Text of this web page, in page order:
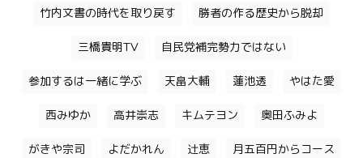
竹内文書の時代を取り戻す 勝者の作る歴史から脱却
三橋貴明TV 自民党補完勢力ではない
参加するは一緒に学ぶ 天畠大輔 蓮池透 やはた愛
西みゆか 高井崇志 キムテヨン 奥田ふみよ
がきや宗司 よだかれん 辻恵 月五百円からコース